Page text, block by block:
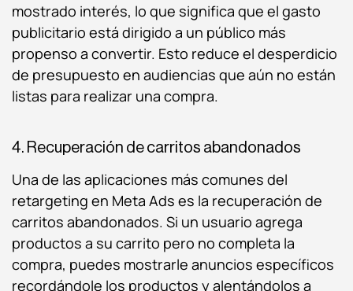
mostrado interés, lo que significa que el gasto
publicitario está dirigido a un público más
propenso a convertir. Esto reduce el desperdicio
de presupuesto en audiencias que aún no están
listas para realizar una compra.
4. Recuperación de carritos abandonados
Una de las aplicaciones más comunes del
retargeting en Meta Ads es la recuperación de
carritos abandonados. Si un usuario agrega
productos a su carrito pero no completa la
compra, puedes mostrarle anuncios específicos
recordándole los productos y alentándolos a